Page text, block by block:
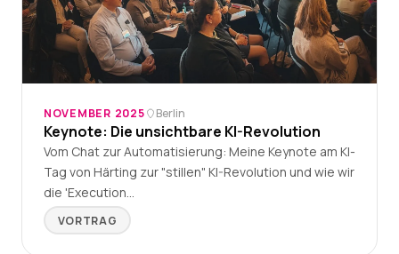
NOVEMBER 2025 Berlin
Keynote: Die unsichtbare KI-Revolution
Vom Chat zur Automatisierung: Meine Keynote am KI-
Tag von Härting zur "stillen" KI-Revolution und wie wir
die 'Execution…
VORTRAG